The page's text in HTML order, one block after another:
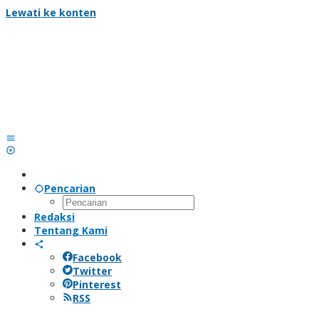
Lewati ke konten
Pencarian
Redaksi
Tentang Kami
Facebook
Twitter
Pinterest
RSS